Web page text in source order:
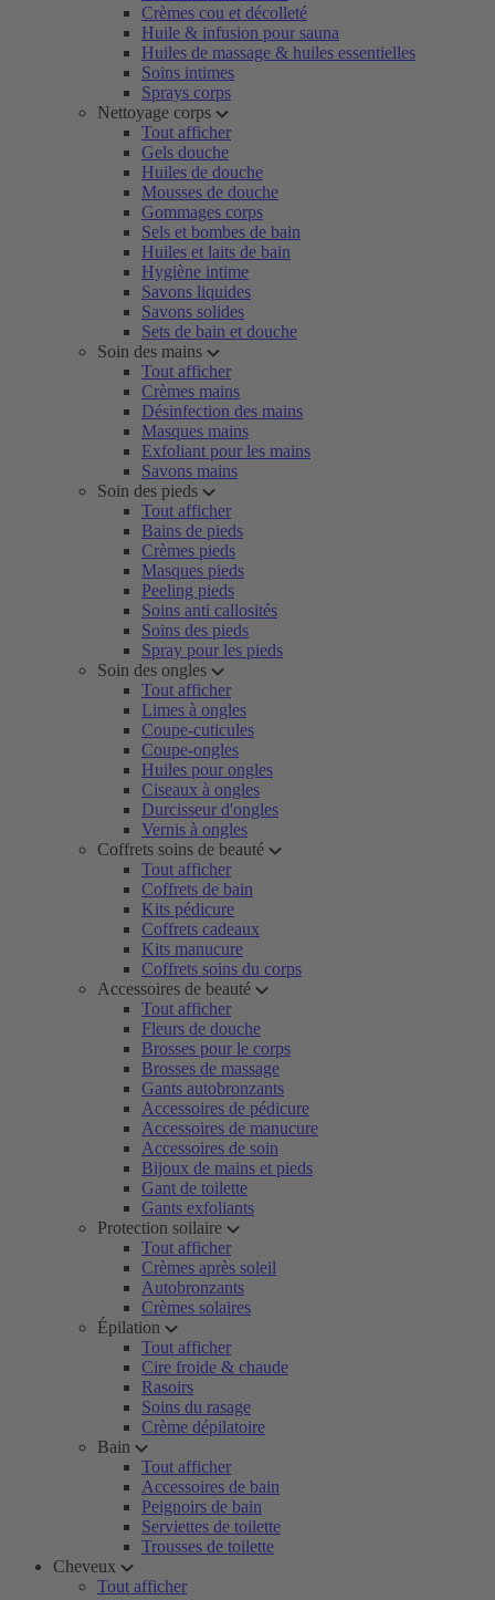
Crèmes cou et décolleté
Huile & infusion pour sauna
Huiles de massage & huiles essentielles
Soins intimes
Sprays corps
Nettoyage corps
Tout afficher
Gels douche
Huiles de douche
Mousses de douche
Gommages corps
Sels et bombes de bain
Huiles et laits de bain
Hygiène intime
Savons liquides
Savons solides
Sets de bain et douche
Soin des mains
Tout afficher
Crèmes mains
Désinfection des mains
Masques mains
Exfoliant pour les mains
Savons mains
Soin des pieds
Tout afficher
Bains de pieds
Crèmes pieds
Masques pieds
Peeling pieds
Soins anti callosités
Soins des pieds
Spray pour les pieds
Soin des ongles
Tout afficher
Limes à ongles
Coupe-cuticules
Coupe-ongles
Huiles pour ongles
Ciseaux à ongles
Durcisseur d'ongles
Vernis à ongles
Coffrets soins de beauté
Tout afficher
Coffrets de bain
Kits pédicure
Coffrets cadeaux
Kits manucure
Coffrets soins du corps
Accessoires de beauté
Tout afficher
Fleurs de douche
Brosses pour le corps
Brosses de massage
Gants autobronzants
Accessoires de pédicure
Accessoires de manucure
Accessoires de soin
Bijoux de mains et pieds
Gant de toilette
Gants exfoliants
Protection soilaire
Tout afficher
Crèmes après soleil
Autobronzants
Crèmes solaires
Épilation
Tout afficher
Cire froide & chaude
Rasoirs
Soins du rasage
Crème dépilatoire
Bain
Tout afficher
Accessoires de bain
Peignoirs de bain
Serviettes de toilette
Trousses de toilette
Cheveux
Tout afficher